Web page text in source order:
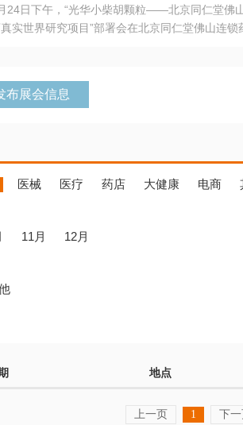
成都｜药交会·区域增长大会，赋能工商对
坚，到CDMO的柔性智造。 我们致力于打破壁
与“生产线”、“研发端”与“支付端”深度对话，更让
在北京同仁堂佛山连锁启动
24日下午，“光华小柴胡颗粒——北京同仁堂佛
真实世界研究项目”部署会在北京同仁堂佛山连锁
布展会信息
医械 医疗 药店 大健康 电商
11月
12月
地点
上一页 1 下